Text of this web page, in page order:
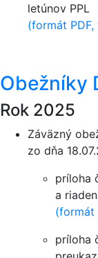
letúnov PPL
(formát
Obežníky
Rok 2025
Záväzný
zo dňa
príloha
a
(formát
príloha